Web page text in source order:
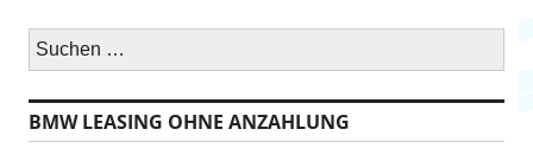
S
h
e
n
BMW LEASING OHNE ANZAHLUNG